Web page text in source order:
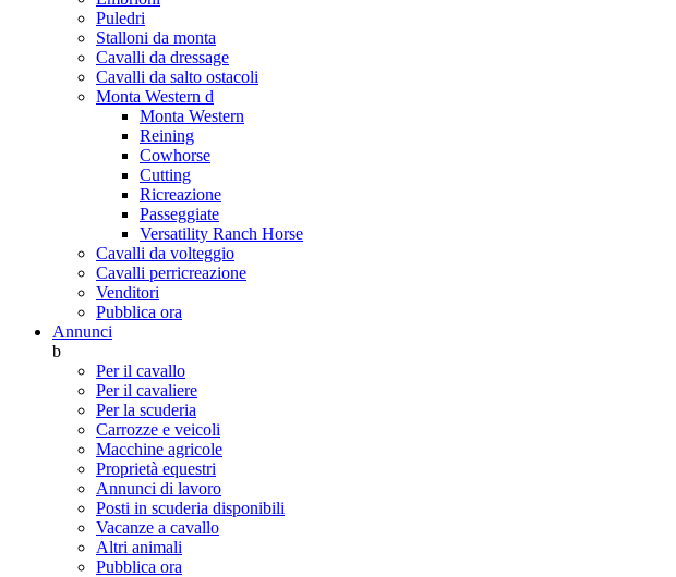
Puledri
Stalloni da monta
Cavalli da dressage
Cavalli da salto ostacoli
Monta Western d
Monta Western
Reining
Cowhorse
Cutting
Ricreazione
Passeggiate
Versatility Ranch Horse
Cavalli da volteggio
Cavalli perricreazione
Venditori
Pubblica ora
Annunci
b
Per il cavallo
Per il cavaliere
Per la scuderia
Carrozze e veicoli
Macchine agricole
Proprietà equestri
Annunci di lavoro
Posti in scuderia disponibili
Vacanze a cavallo
Altri animali
Pubblica ora